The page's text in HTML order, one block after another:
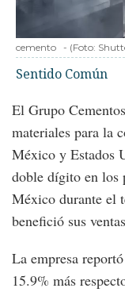
cemento - (Foto:
Sentido Común
El Grupo
materiales para la
México y Estados
doble dígito en los
México durante el
benefició sus
La empresa
15.9% más